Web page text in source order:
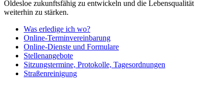
Oldesloe zukunftsfähig zu entwickeln und die Lebensqualität
weiterhin zu stärken.
Was erledige ich wo?
Online-Terminvereinbarung
Online-Dienste und Formulare
Stellenangebote
Sitzungstermine, Protokolle, Tagesordnungen
Straßenreinigung